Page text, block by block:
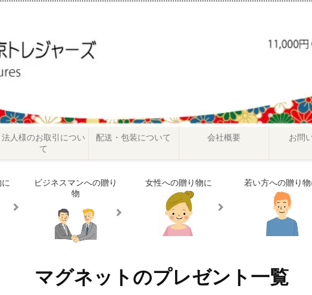
法人様のお取引につい
て
配送・包装について 会社概要 お問
ビジネスマンへの贈り
物
女性への贈り物に 若い方への贈り物
マグネットのプレゼント一覧